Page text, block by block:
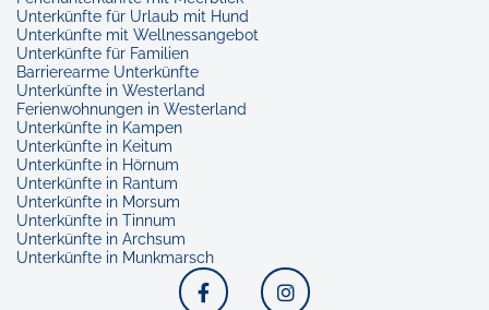
Unterkünfte für Urlaub mit Hund
Unterkünfte mit Wellnessangebot
Unterkünfte für Familien
Barrierearme Unterkünfte
Unterkünfte in Westerland
Ferienwohnungen in Westerland
Unterkünfte in Kampen
Unterkünfte in Keitum
Unterkünfte in Hörnum
Unterkünfte in Rantum
Unterkünfte in Morsum
Unterkünfte in Tinnum
Unterkünfte in Archsum
Unterkünfte in Munkmarsch
Facebook Instagram